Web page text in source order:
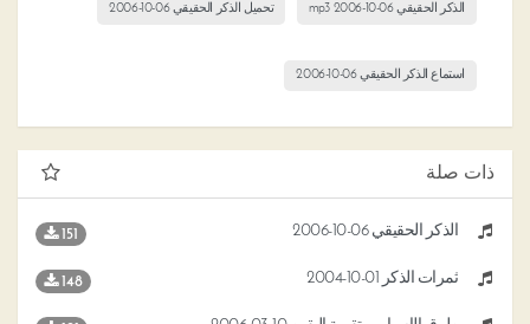
الذكر الحقيقي 06-10-2006 mp3 تحميل الذكر الحقيقي 06-10-2006
استماع الذكر الحقيقي 06-10-2006
ذات صلة
الذكر الحقيقي 06-10-2006 151
ثمرات الذكر 01-10-2004 148